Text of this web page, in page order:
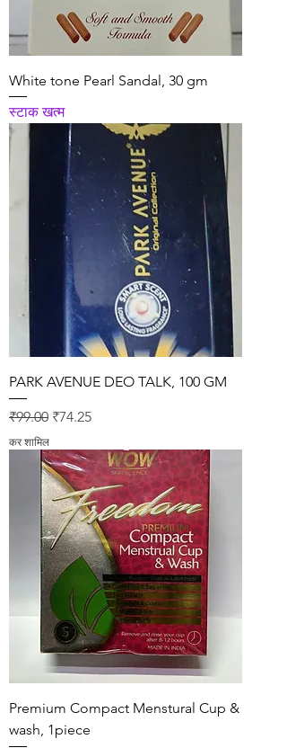
White tone Pearl Sandal, 30 gm
स्टाक खत्म
PARK AVENUE DEO TALK, 100 GM
नियमित मूल्य
₹99.00 बिक्री मूल्य
₹74.25
कर शामिल
Premium Compact Menstural Cup &
wash, 1piece